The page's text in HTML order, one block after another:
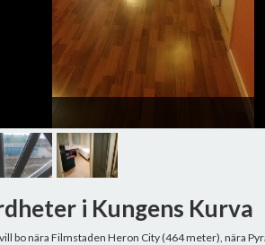
i Kungens Kurva
bo nära Filmstaden Heron City (464 meter), nära